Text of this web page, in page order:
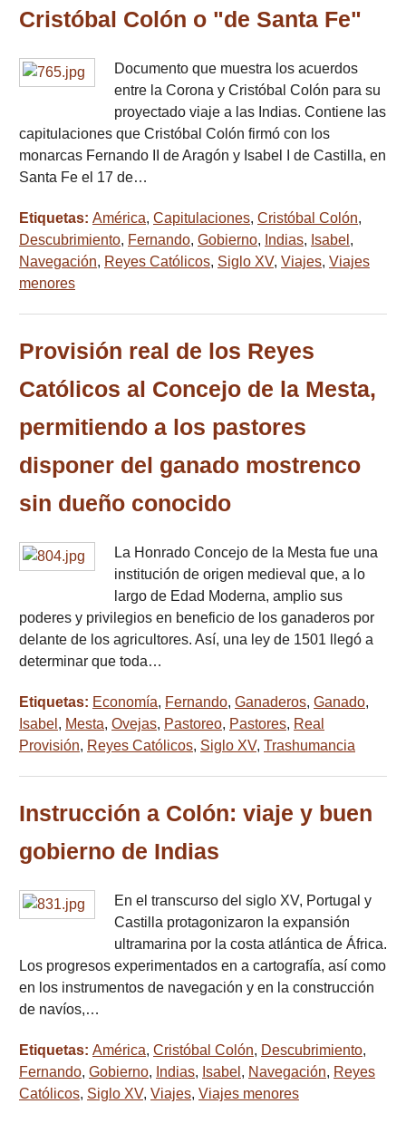
Cristóbal Colón o "de Santa Fe"
Documento que muestra los acuerdos
entre la Corona y Cristóbal Colón para su
proyectado viaje a las Indias. Contiene las
capitulaciones que Cristóbal Colón firmó con los
monarcas Fernando II de Aragón y Isabel I de Castilla, en
Santa Fe el 17 de…
Etiquetas: América, Capitulaciones, Cristóbal Colón,
Descubrimiento, Fernando, Gobierno, Indias, Isabel ,
Navegación, Reyes Católicos, Siglo XV, Viajes, Viajes
menores
Provisión real de los Reyes
Católicos al Concejo de la Mesta,
permitiendo a los pastores
disponer del ganado mostrenco
sin dueño conocido
La Honrado Concejo de la Mesta fue una
institución de origen medieval que, a lo
largo de Edad Moderna, amplio sus
poderes y privilegios en beneficio de los ganaderos por
delante de los agricultores. Así, una ley de 1501 llegó a
determinar que toda…
Etiquetas: Economía, Fernando, Ganaderos, Ganado,
Isabel , Mesta, Ovejas, Pastoreo, Pastores, Real
Provisión, Reyes Católicos, Siglo XV, Trashumancia
Instrucción a Colón: viaje y buen
gobierno de Indias
En el transcurso del siglo XV, Portugal y
Castilla protagonizaron la expansión
ultramarina por la costa atlántica de África.
Los progresos experimentados en a cartografía, así como
en los instrumentos de navegación y en la construcción
de navíos,…
Etiquetas: América, Cristóbal Colón, Descubrimiento,
Fernando, Gobierno, Indias, Isabel , Navegación, Reyes
Católicos, Siglo XV, Viajes, Viajes menores